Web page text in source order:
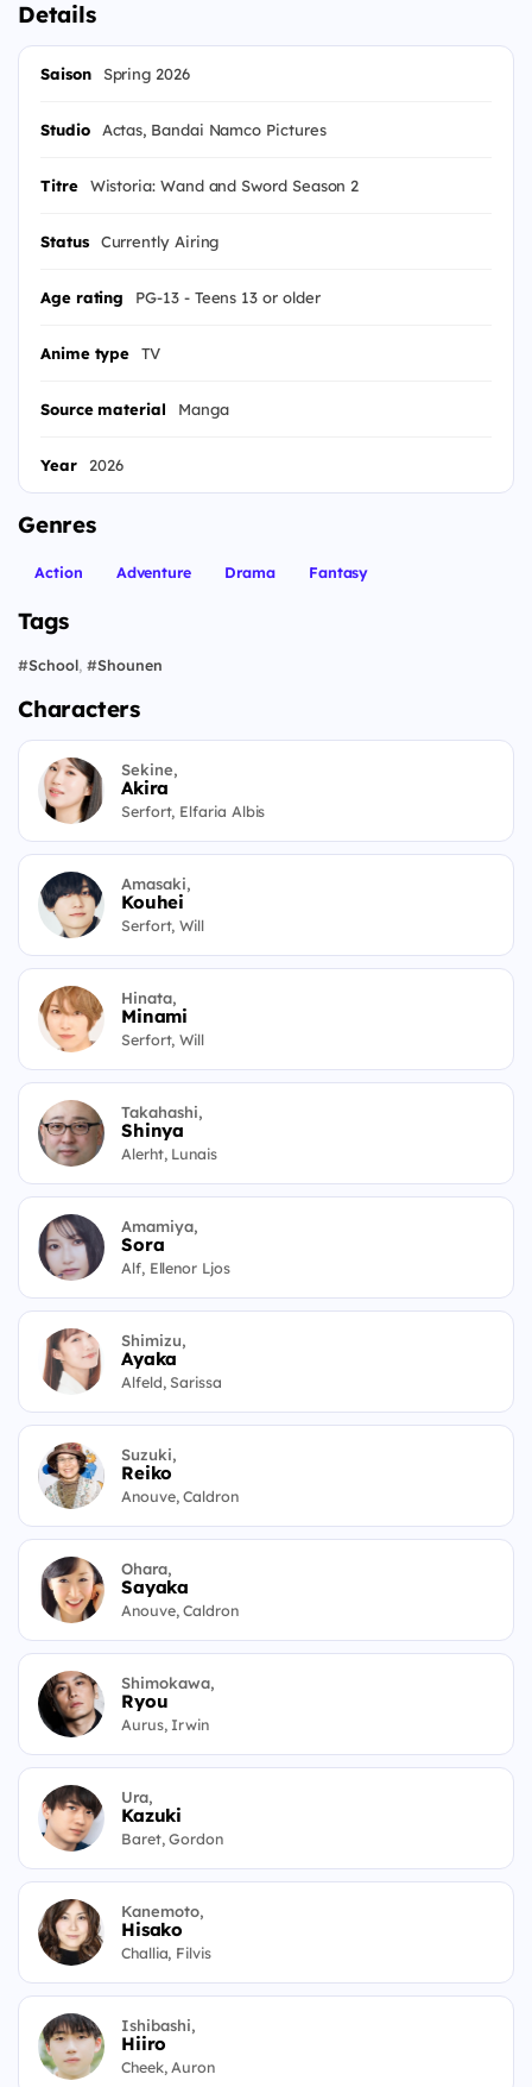
Details
Saison Spring 2026
Studio Actas, Bandai Namco Pictures
Titre Wistoria: Wand and Sword Season 2
Status Currently Airing
Age rating PG-13 - Teens 13 or older
Anime type TV
Source material Manga
Year 2026
Genres
Action Adventure Drama Fantasy
Tags
#School, #Shounen
Characters
Sekine,
Akira
Serfort, Elfaria Albis
Amasaki,
Kouhei
Serfort, Will
Hinata,
Minami
Serfort, Will
Takahashi,
Shinya
Alerht, Lunais
Amamiya,
Sora
Alf, Ellenor Ljos
Shimizu,
Ayaka
Alfeld, Sarissa
Suzuki,
Reiko
Anouve, Caldron
Ohara,
Sayaka
Anouve, Caldron
Shimokawa,
Ryou
Aurus, Irwin
Ura,
Kazuki
Baret, Gordon
Kanemoto,
Hisako
Challia, Filvis
Ishibashi,
Hiiro
Cheek, Auron